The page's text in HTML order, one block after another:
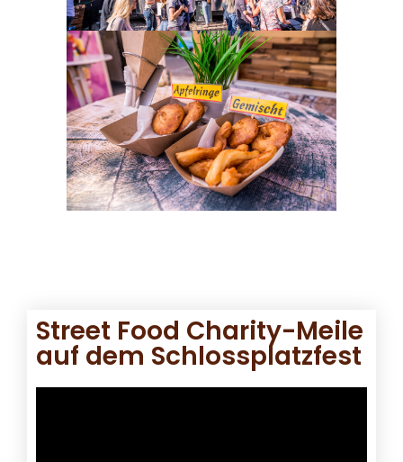
Street Food Charity-Meile
auf dem Schlossplatzfest